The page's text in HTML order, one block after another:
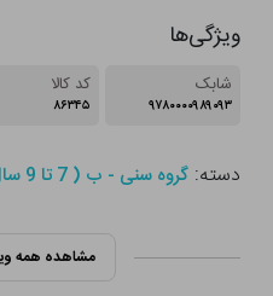
ویژگی‌ها
شابک
۹۷۸۰۰۰۰۹۸۹۰۹۳
کد کالا
۸۶۳۴۵
دسته:گروه سنی - ب ( 7 تا 9 سال )
مشاهده همه